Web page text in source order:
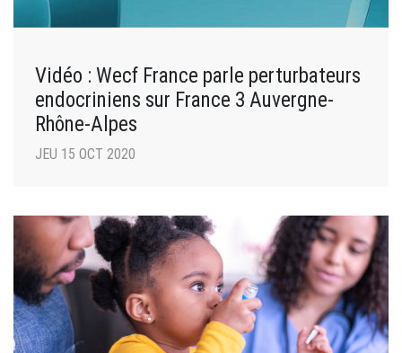
Vidéo : Wecf France parle perturbateurs
endocriniens sur France 3 Auvergne-
Rhône-Alpes
JEU 15 OCT 2020